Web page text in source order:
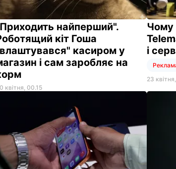
найперший".
кіт Гоша
касиром у
і сам заробляє на
квітня, 00.15
Чому
і
23